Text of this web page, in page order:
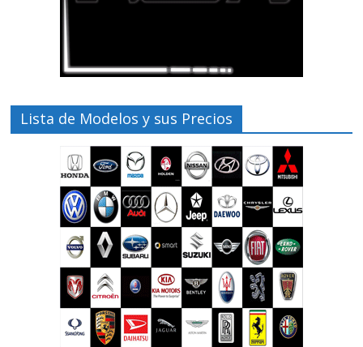
Lista de Modelos y sus Precios